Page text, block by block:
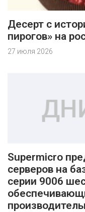
Десерт с
пирогов» на
27 июля 2026
Supermicro
серверов на
серии 9006